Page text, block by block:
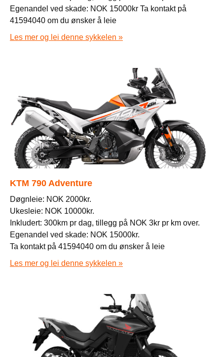
Egenandel ved skade: NOK 15000kr Ta kontakt på
41594040 om du ønsker å leie
Les mer og lei denne sykkelen »
KTM 790 Adventure
Døgnleie: NOK 2000kr.
Ukesleie: NOK 10000kr.
Inkludert: 300km pr dag, tillegg på NOK 3kr pr km over.
Egenandel ved skade: NOK 15000kr.
Ta kontakt på 41594040 om du ønsker å leie
Les mer og lei denne sykkelen »